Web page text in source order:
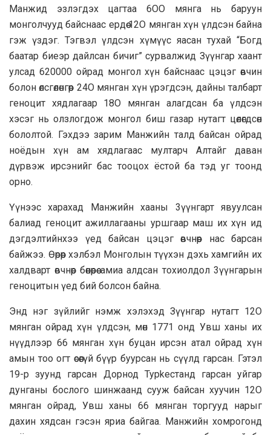
Манжид эзлэгдэх цагтаа 6OO мянга нь баруун
монголчууд байснаас ердөө 12O мянган хүн үлдсэн байна
гэж үздэг. Тэгвэл үлдсэн хүмүүс яасан тухай “Богд
баатар биеэр дайлсан бичиг” сурвалжид Зүүнгар хаант
улсад 620000 ойрад монгол хүн байснаас цэцэг өвчин
болон өлсгөлөнгөөр 24O мянган хүн үрэгдсэн, дайны талбарт
геноцит хядлагаар 18O мянган алагдсан ба үлдсэн
хэсэг нь олзлогдож монгол биш газар нутагт цөлөгдсөн
бололтой. Гэхдээ зарим Манжийн талд байсан ойрад
ноёдын хүн ам хядлагаас мултарч Алтайг даван
дүрвэж ирсэнийг бас тооцох ёстой ба тэд уг тоонд
орно.
Үүнээс харахад Манжийн xaaны 3үүнгарт явуулсан
балиад геноцит ажиллагааны уршгаар маш их хүн ид
дэгдэлтийнхээ үед байсан цэцэг өвчнөөр нac барсан
байжээ. Өөрөөр хэлбэл Монголын түүхэн дэхь хамгийн их
халдварт өвчнөөр бөөнөөрөө амиа алдсан тохиолдол 3үүнгарын
геноцитын үед бий болсон байна.
Энд нэг зүйлийг нэмж хэлэхэд Зүүнгар нутагт 12O
мянган ойрад хүн үлдсэн, мөн 1771 онд Увш ханы их
нүүдлээр 66 мянган хүн буцан ирсэн атал ойрад хүн
амын тоо огт өсөөгүй бүүр буурсан нь сүүлд гарсан. Гэтэл
19-р зуунд гарсан Дорнод Турkестанд гарсан уйгар
дунганы бослого шинжаанд сууж байсан хуучин 12O
мянган ойрад, Увш ханы 66 мянган торгууд нарыг
дахин хядсан гэсэн яриа байгаа. Манжийн хомрогонд